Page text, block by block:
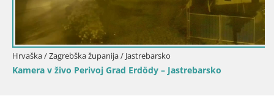
Hrvaška / Zagrebška županija / Jastrebarsko
Kamera v živo Perivoj Grad Erdödy – Jastrebarsko